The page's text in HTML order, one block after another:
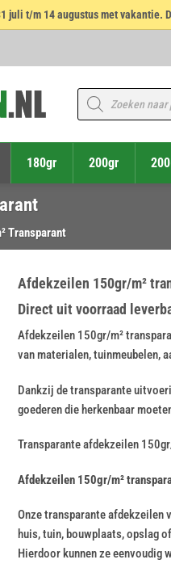
juli t/m 14 augustus met vakantie.
Producten
zoeken
180gr 200gr
Transparant
Afdekzeilen 150gr/m²
Direct uit voorraad
Afdekzeilen 150gr/m²
van materialen, tuinmeubelen,
Dankzij de transparante
goederen die herkenbaar
Transparante afdekzeilen
Afdekzeilen 150gr/m²
Onze transparante afdekzeilen
huis, tuin, bouwplaats, opslag
Hierdoor kunnen ze eenvoudig